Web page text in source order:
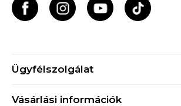
Ügyfélszolgálat
Vásárlási információk